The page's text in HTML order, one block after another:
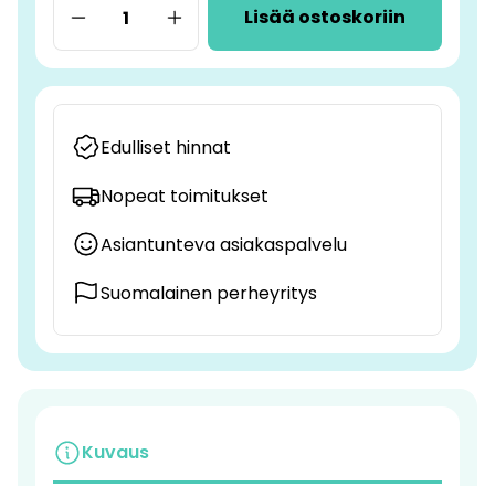
Lisää ostoskoriin
Edulliset hinnat
Nopeat toimitukset
Asiantunteva asiakaspalvelu
Suomalainen perheyritys
Kuvaus